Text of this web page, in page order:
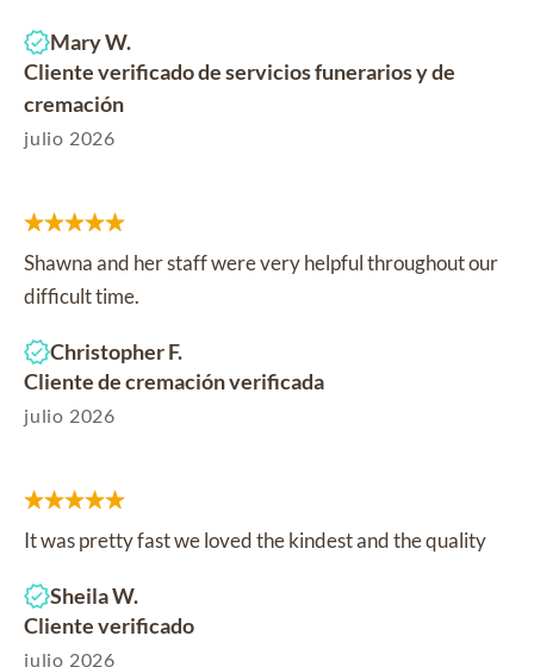
Mary W.
Cliente verificado de servicios funerarios y de
cremación
julio 2026
Shawna and her staff were very helpful throughout our
difficult time.
Christopher F.
Cliente de cremación verificada
julio 2026
It was pretty fast we loved the kindest and the quality
Sheila W.
Cliente verificado
julio 2026